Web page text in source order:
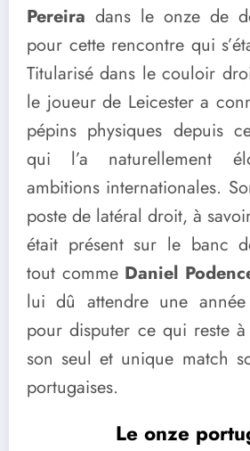
Pereira dans le onze de
pour cette rencontre qui
Titularisé dans le couloir
le joueur de Leicester a
pépins physiques depuis
qui l’a naturellement
ambitions internationales.
poste de latéral droit, à
était présent sur le banc
tout commeDaniel
lui dû attendre une année
pour disputer ce qui reste
son seul et unique match
portugaises.
Le onze